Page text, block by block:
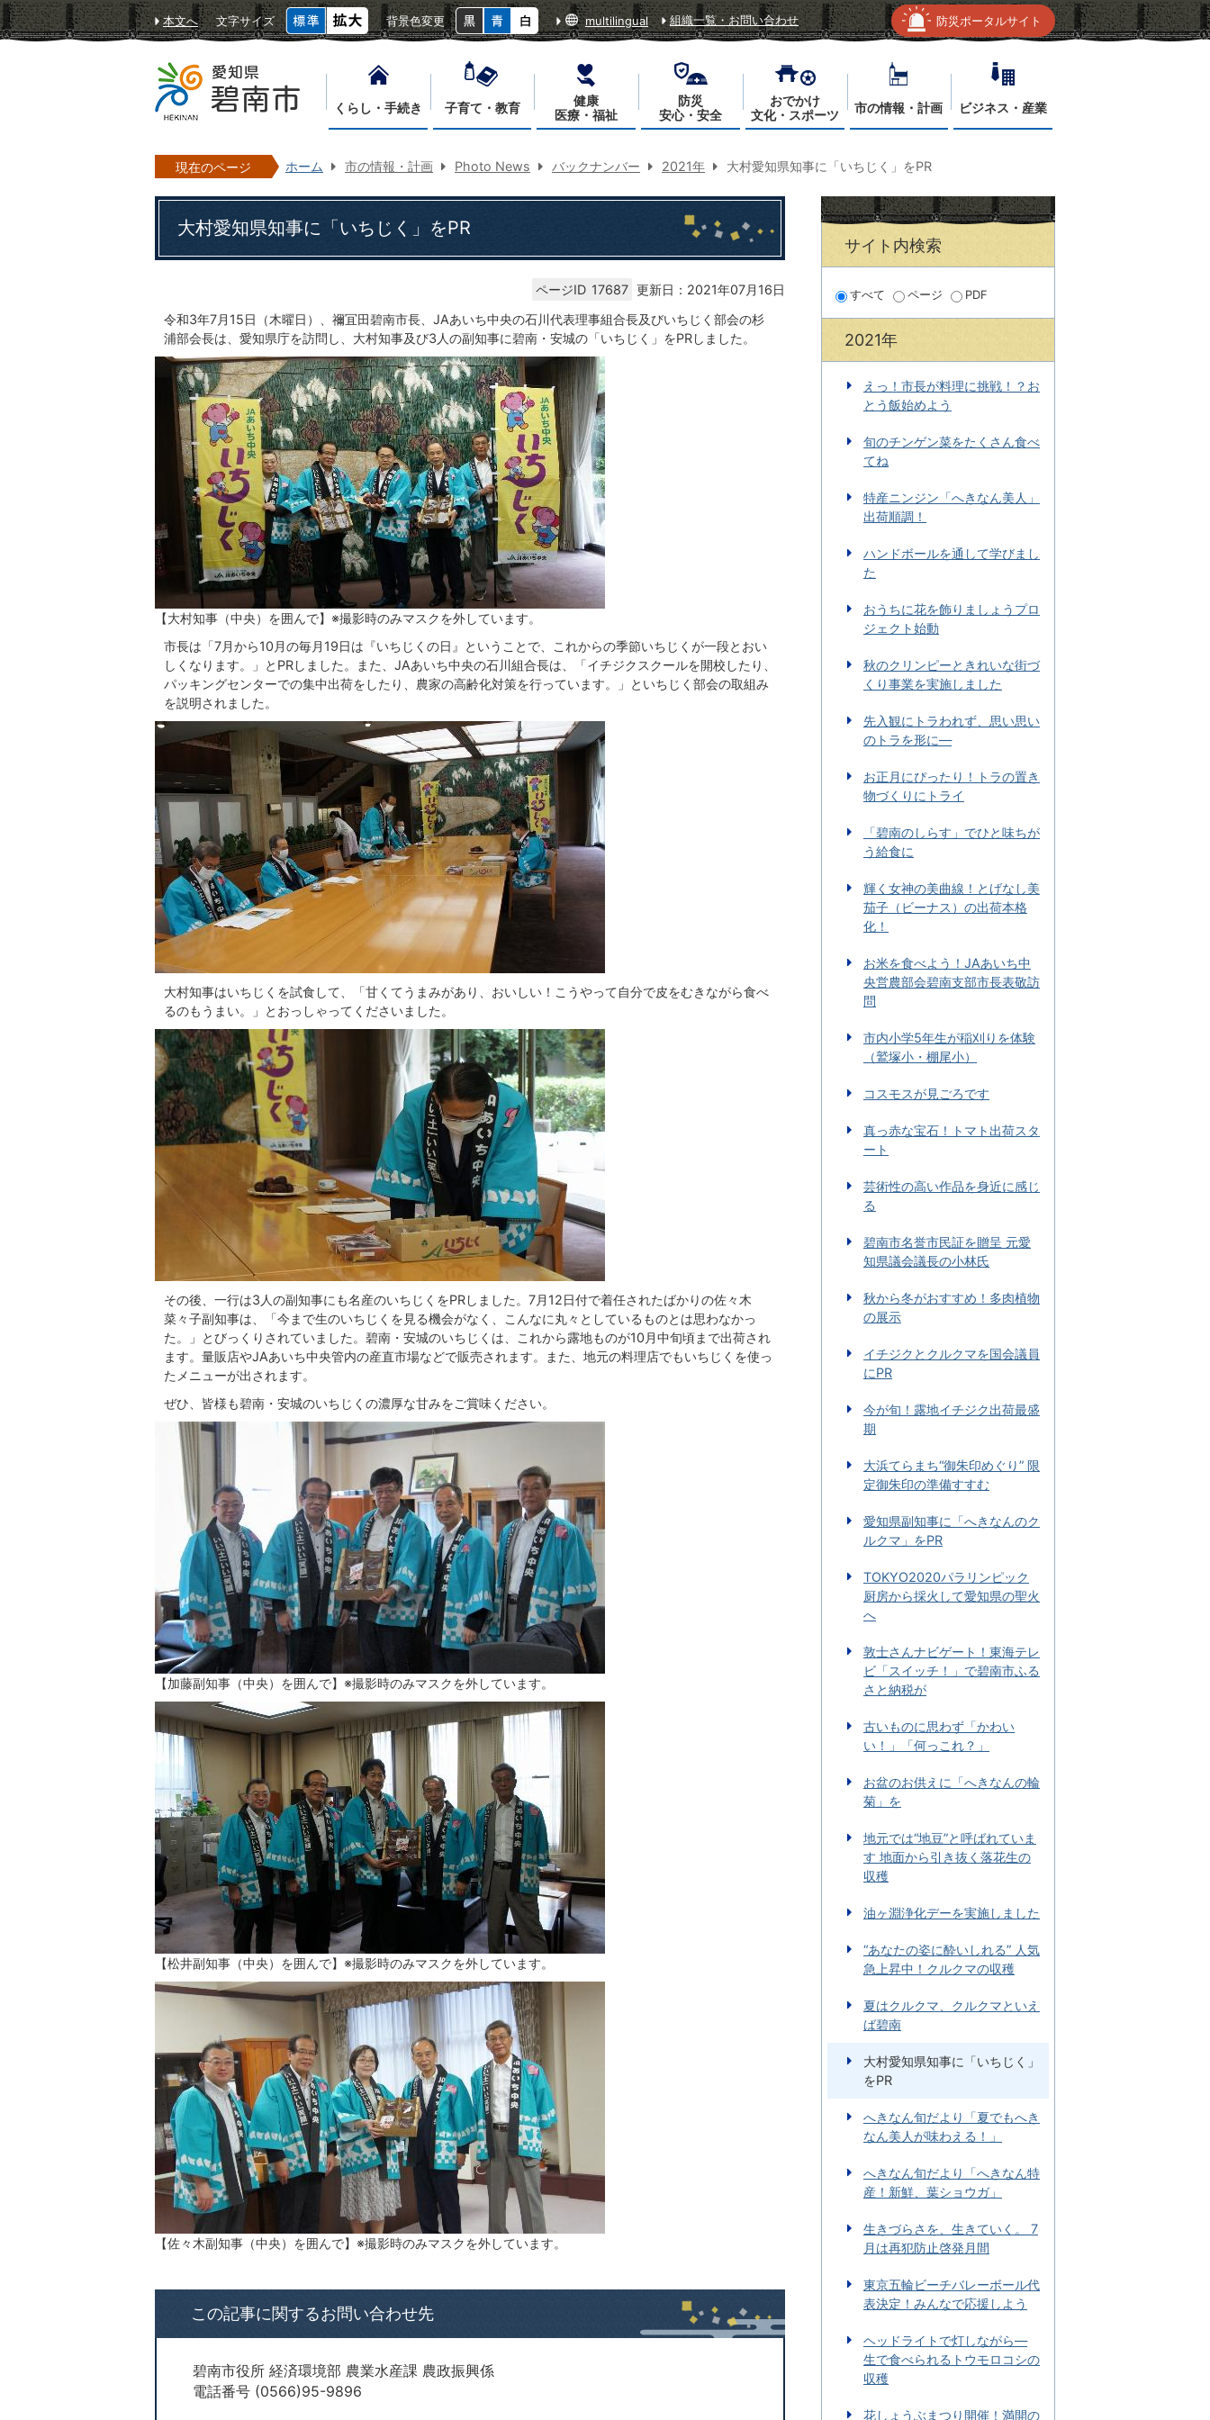
本文へ 文字サイズ 背景色変更 multilingual 組織一覧・お問い合わせ 防災ポータルサイト
くらし・手続き 子育て・教育
健康
医療・福祉
防災
安心・安全
おでかけ
文化・スポーツ
市の情報・計画 ビジネス・産業
現在のページ ホーム 市の情報・計画 Photo News バックナンバー 2021年 大村愛知県知事に「いちじく」をPR
大村愛知県知事に「いちじく」をPR
ページID 17687 更新日：2021年07月16日
令和3年7月15日（木曜日）、禰冝田碧南市長、JAあいち中央の石川代表理事組合長及びいちじく部会の杉
浦部会長は、愛知県庁を訪問し、大村知事及び3人の副知事に碧南・安城の「いちじく」をPRしました。
【大村知事（中央）を囲んで】※撮影時のみマスクを外しています。
市長は「7月から10月の毎月19日は『いちじくの日』ということで、これからの季節いちじくが一段とおい
しくなります。」とPRしました。また、JAあいち中央の石川組合長は、「イチジクスクールを開校したり、
パッキングセンターでの集中出荷をしたり、農家の高齢化対策を行っています。」といちじく部会の取組み
を説明されました。
大村知事はいちじくを試食して、「甘くてうまみがあり、おいしい！こうやって自分で皮をむきながら食べ
るのもうまい。」とおっしゃってくださいました。
その後、一行は3人の副知事にも名産のいちじくをPRしました。7月12日付で着任されたばかりの佐々木
菜々子副知事は、「今まで生のいちじくを見る機会がなく、こんなに丸々としているものとは思わなかっ
た。」とびっくりされていました。碧南・安城のいちじくは、これから露地ものが10月中旬頃まで出荷され
ます。量販店やJAあいち中央管内の産直市場などで販売されます。また、地元の料理店でもいちじくを使っ
たメニューが出されます。
ぜひ、皆様も碧南・安城のいちじくの濃厚な甘みをご賞味ください。
【加藤副知事（中央）を囲んで】※撮影時のみマスクを外しています。
【松井副知事（中央）を囲んで】※撮影時のみマスクを外しています。
【佐々木副知事（中央）を囲んで】※撮影時のみマスクを外しています。
この記事に関するお問い合わせ先
碧南市役所 経済環境部 農業水産課 農政振興係
電話番号 (0566)95-9896
サイト内検索
すべて ページ PDF
2021年
えっ！市長が料理に挑戦！？お
とう飯始めよう
旬のチンゲン菜をたくさん食べ
てね
特産ニンジン「へきなん美人」
出荷順調！
ハンドボールを通して学びまし
た
おうちに花を飾りましょうプロ
ジェクト始動
秋のクリンピーときれいな街づ
くり事業を実施しました
先入観にトラわれず、思い思い
のトラを形に―
お正月にぴったり！トラの置き
物づくりにトライ
「碧南のしらす」でひと味ちが
う給食に
輝く女神の美曲線！とげなし美
茄子（ビーナス）の出荷本格
化！
お米を食べよう！JAあいち中
央営農部会碧南支部市長表敬訪
問
市内小学5年生が稲刈りを体験
（鷲塚小・棚尾小）
コスモスが見ごろです
真っ赤な宝石！トマト出荷スタ
ート
芸術性の高い作品を身近に感じ
る
碧南市名誉市民証を贈呈 元愛
知県議会議長の小林氏
秋から冬がおすすめ！多肉植物
の展示
イチジクとクルクマを国会議員
にPR
今が旬！露地イチジク出荷最盛
期
大浜てらまち“御朱印めぐり” 限
定御朱印の準備すすむ
愛知県副知事に「へきなんのク
ルクマ」をPR
TOKYO2020パラリンピック
厨房から採火して愛知県の聖火
へ
敦士さんナビゲート！東海テレ
ビ「スイッチ！」で碧南市ふる
さと納税が
古いものに思わず「かわい
い！」「何っこれ？」
お盆のお供えに「へきなんの輪
菊」を
地元では“地豆”と呼ばれていま
す 地面から引き抜く落花生の
収穫
油ヶ淵浄化デーを実施しました
“あなたの姿に酔いしれる” 人気
急上昇中！クルクマの収穫
夏はクルクマ、クルクマといえ
ば碧南
大村愛知県知事に「いちじく」
をPR
へきなん旬だより「夏でもへき
なん美人が味わえる！」
へきなん旬だより「へきなん特
産！新鮮、葉ショウガ」
生きづらさを、生きていく。 7
月は再犯防止啓発月間
東京五輪ビーチバレーボール代
表決定！みんなで応援しよう
ヘッドライトで灯しながら―
生で食べられるトウモロコシの
収穫
花しょうぶまつり開催！満開の